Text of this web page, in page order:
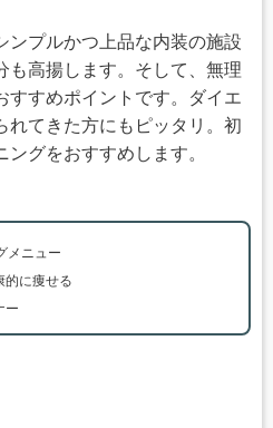
ンプルかつ上品な内装の施設
も高揚します。そして、無理
すすめポイントです。ダイエ
れてきた方にもピッタリ。初
グをおすすめします。
メニュー
的に痩せる
ー